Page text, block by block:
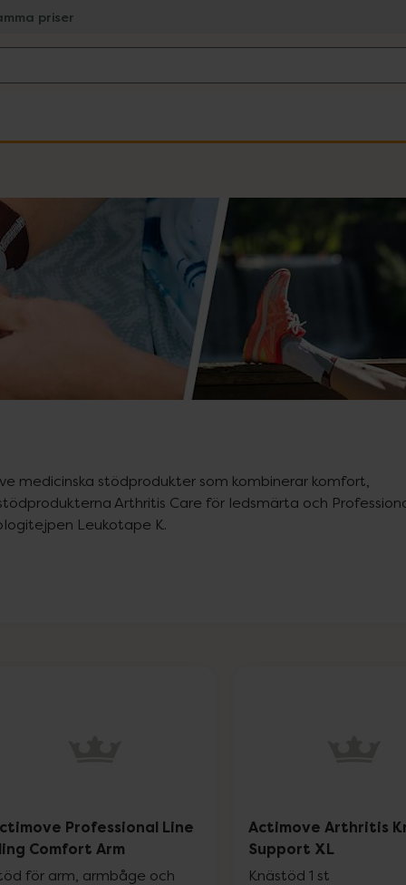
priser
medicinska stödprodukter som kombinerar komfort,
Arthritis Care för ledsmärta och
Leukotape K.
Professional Line
Comfort Arm
för arm, armbåge och
Actimove Arthritis
Support XL
Knästöd 1 st